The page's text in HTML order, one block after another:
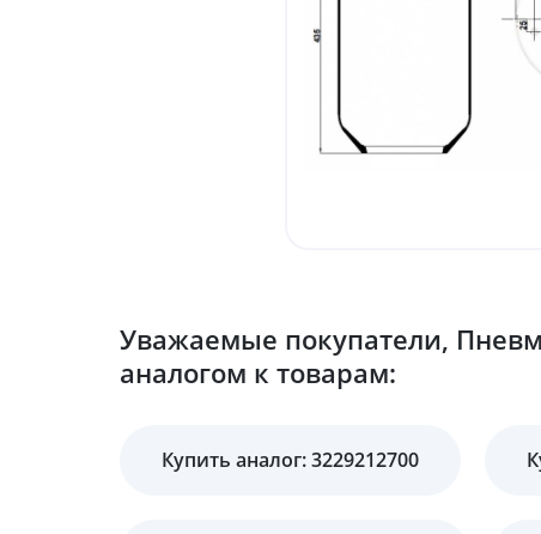
Уважаемые покупатели,
аналогом к товарам:
Купить аналог: 3229212700